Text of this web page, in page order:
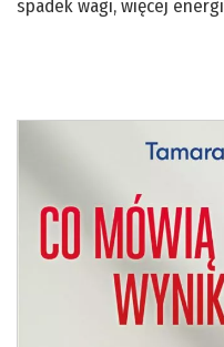
spadek wagi, więcej